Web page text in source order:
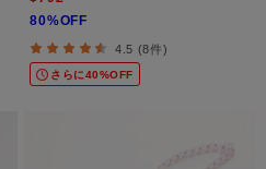
カジュアル】
80%OFF
4.5 (8件)
さらに40%OFF